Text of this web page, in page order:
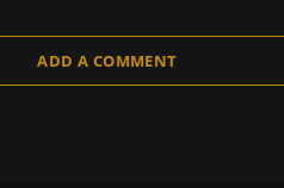
ADD A COMMENT